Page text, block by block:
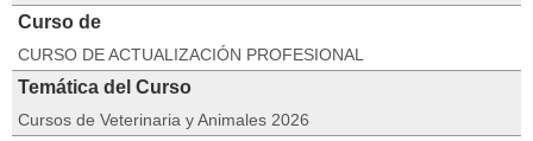
Curso de
CURSO DE ACTUALIZACIÓN PROFESIONAL
Temática del Curso
Cursos de Veterinaria y Animales 2026